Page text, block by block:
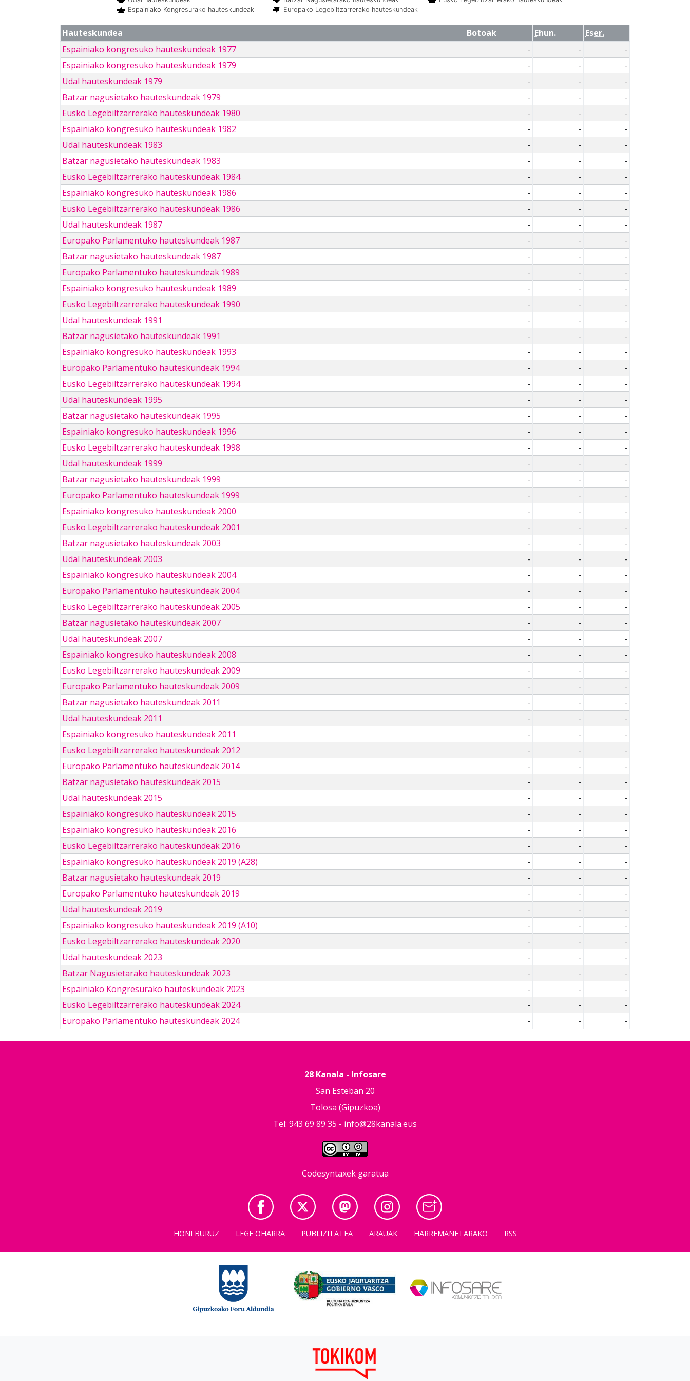
Espainiako Kongresurako hauteskundeak
Europako Legebiltzarrerako hauteskundeak
Hauteskundea Botoak Ehun.
Eser.
Espainiako kongresuko hauteskundeak 1977
- -
-
Espainiako kongresuko hauteskundeak 1979
- -
-
Udal hauteskundeak 1979
- -
-
Batzar nagusietako hauteskundeak 1979
- -
-
Eusko Legebiltzarrerako hauteskundeak 1980
- -
-
Espainiako kongresuko hauteskundeak 1982
- -
-
Udal hauteskundeak 1983
- -
-
Batzar nagusietako hauteskundeak 1983
- -
-
Eusko Legebiltzarrerako hauteskundeak 1984
- -
-
Espainiako kongresuko hauteskundeak 1986
- -
-
Eusko Legebiltzarrerako hauteskundeak 1986
- -
-
Udal hauteskundeak 1987
- -
-
Europako Parlamentuko hauteskundeak 1987
- -
-
Batzar nagusietako hauteskundeak 1987
- -
-
Europako Parlamentuko hauteskundeak 1989
- -
-
Espainiako kongresuko hauteskundeak 1989
- -
-
Eusko Legebiltzarrerako hauteskundeak 1990
- -
-
Udal hauteskundeak 1991
- -
-
Batzar nagusietako hauteskundeak 1991
- -
-
Espainiako kongresuko hauteskundeak 1993
- -
-
Europako Parlamentuko hauteskundeak 1994
- -
-
Eusko Legebiltzarrerako hauteskundeak 1994
- -
-
Udal hauteskundeak 1995
- -
-
Batzar nagusietako hauteskundeak 1995
- -
-
Espainiako kongresuko hauteskundeak 1996
- -
-
Eusko Legebiltzarrerako hauteskundeak 1998
- -
-
Udal hauteskundeak 1999
- -
-
Batzar nagusietako hauteskundeak 1999
- -
-
Europako Parlamentuko hauteskundeak 1999
- -
-
Espainiako kongresuko hauteskundeak 2000
- -
-
Eusko Legebiltzarrerako hauteskundeak 2001
- -
-
Batzar nagusietako hauteskundeak 2003
- -
-
Udal hauteskundeak 2003
- -
-
Espainiako kongresuko hauteskundeak 2004
- -
-
Europako Parlamentuko hauteskundeak 2004
- -
-
Eusko Legebiltzarrerako hauteskundeak 2005
- -
-
Batzar nagusietako hauteskundeak 2007
- -
-
Udal hauteskundeak 2007
- -
-
Espainiako kongresuko hauteskundeak 2008
- -
-
Eusko Legebiltzarrerako hauteskundeak 2009
- -
-
Europako Parlamentuko hauteskundeak 2009
- -
-
Batzar nagusietako hauteskundeak 2011
- -
-
Udal hauteskundeak 2011
- -
-
Espainiako kongresuko hauteskundeak 2011
- -
-
Eusko Legebiltzarrerako hauteskundeak 2012
- -
-
Europako Parlamentuko hauteskundeak 2014
- -
-
Batzar nagusietako hauteskundeak 2015
- -
-
Udal hauteskundeak 2015
- -
-
Espainiako kongresuko hauteskundeak 2015
- -
-
Espainiako kongresuko hauteskundeak 2016
- -
-
Eusko Legebiltzarrerako hauteskundeak 2016
- -
-
Espainiako kongresuko hauteskundeak 2019 (A28)
- -
-
Batzar nagusietako hauteskundeak 2019
- -
-
Europako Parlamentuko hauteskundeak 2019
- -
-
Udal hauteskundeak 2019
- -
-
Espainiako kongresuko hauteskundeak 2019 (A10)
- -
-
Eusko Legebiltzarrerako hauteskundeak 2020
- -
-
Udal hauteskundeak 2023
- -
-
Batzar Nagusietarako hauteskundeak 2023
- -
-
Espainiako Kongresurako hauteskundeak 2023
- -
-
Eusko Legebiltzarrerako hauteskundeak 2024
- -
-
Europako Parlamentuko hauteskundeak 2024
- - -
28 Kanala - Infosare
San Esteban 20
Tolosa (Gipuzkoa)
Tel: 943 69 89 35 - info@28kanala.eus
Codesyntaxek garatua
HONI BURUZ LEGE OHARRA PUBLIZITATEA ARAUAK HARREMANETARAKO RSS